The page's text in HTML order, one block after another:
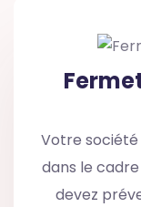
Votre société
dans le
devez